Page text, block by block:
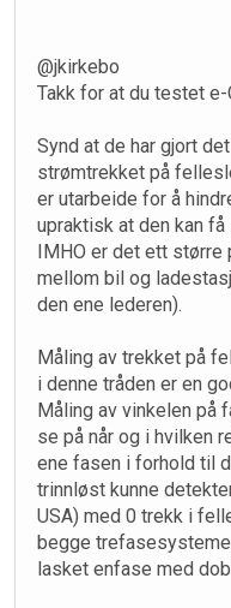
@jkirkebo
Takk for at du testet
Synd at de har gjort
strømtrekket på
er utarbeide for å
upraktisk at den kan
IMHO er det ett større
mellom bil og
den ene lederen).
Måling av trekket på
i denne tråden er en
Måling av vinkelen på
se på når og i hvilken
ene fasen i forhold til
trinnløst kunne
USA) med 0 trekk i
begge
lasket enfase med